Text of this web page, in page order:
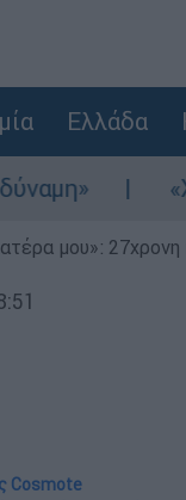
Ελλάδα
«Χωρίς σκηνές
μου»: 27χρονη
Cosmote